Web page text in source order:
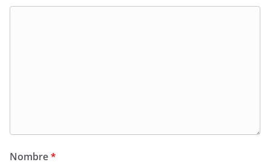
Nombre*